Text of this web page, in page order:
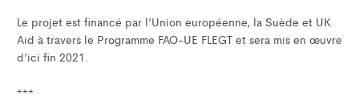
Le projet est financé par l’Union européenne, la Suède et UK
Aid à travers le Programme FAO-UE FLEGT et sera mis en œuvre
d’ici fin 2021.
***